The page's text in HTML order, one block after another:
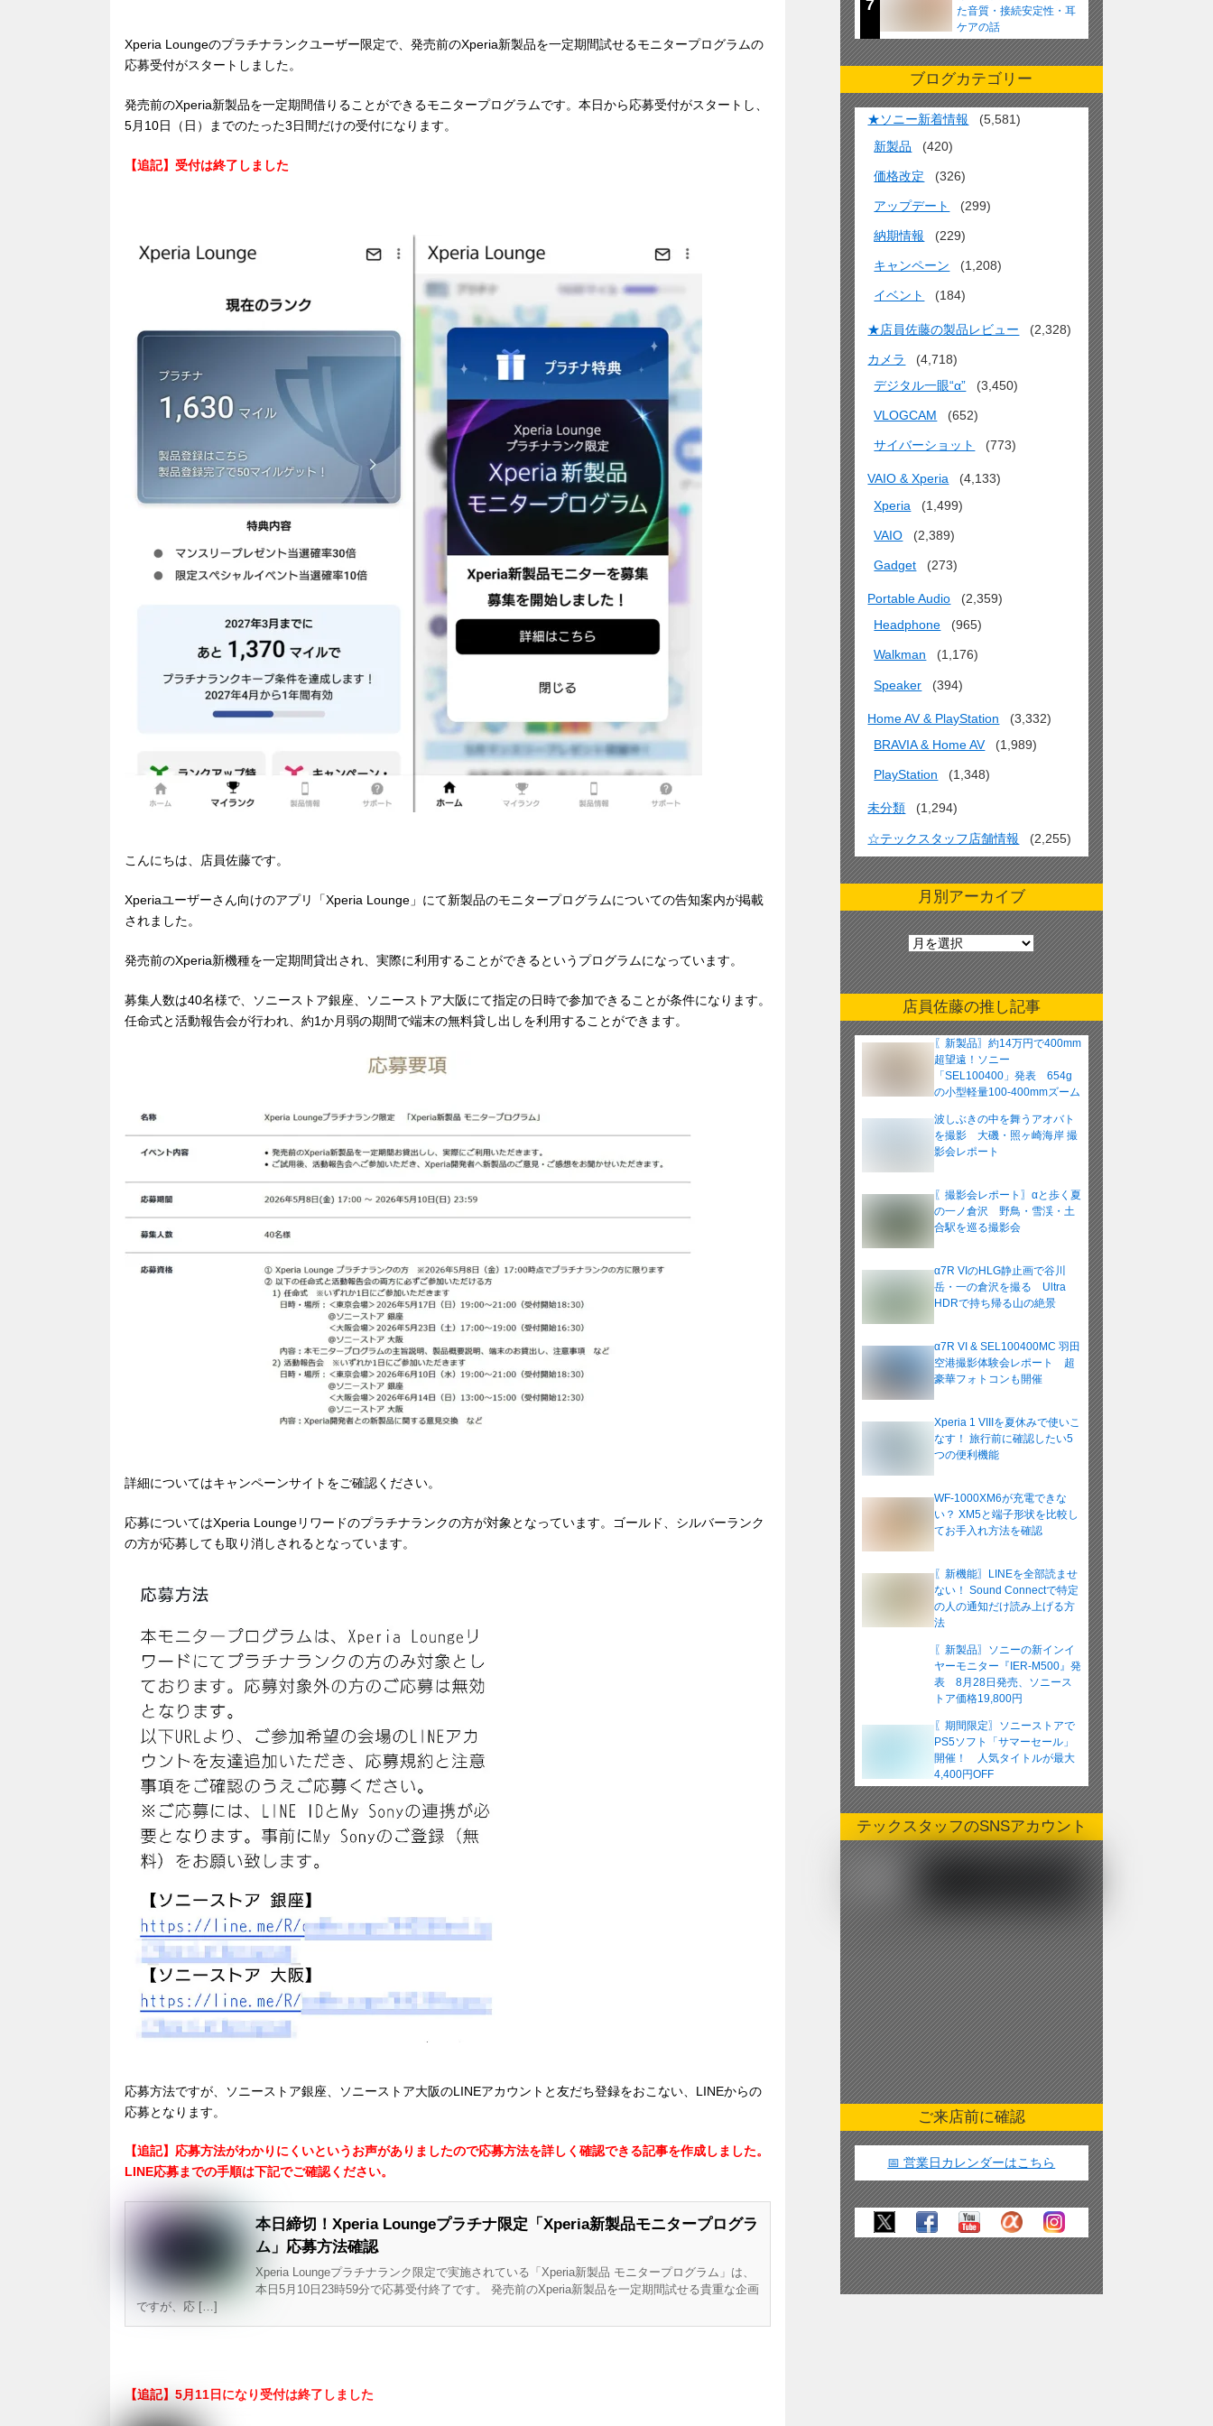
Xperia Loungeのプラチナランクユーザー限定で、発売前のXperia新製品を一定期間試せるモニタープログラムの
応募受付がスタートしました。
発売前のXperia新製品を一定期間借りることができるモニタープログラムです。本日から応募受付がスタートし、
5月10日（日）までのたった3日間だけの受付になります。
【追記】受付は終了しました
こんにちは、店員佐藤です。
Xperiaユーザーさん向けのアプリ「Xperia Lounge」にて新製品のモニタープログラムについての告知案内が掲載
されました。
発売前のXperia新機種を一定期間貸出され、実際に利用することができるというプログラムになっています。
募集人数は40名様で、ソニーストア銀座、ソニーストア大阪にて指定の日時で参加できることが条件になります。
任命式と活動報告会が行われ、約1か月弱の期間で端末の無料貸し出しを利用することができます。
詳細についてはキャンペーンサイトをご確認ください。
応募についてはXperia Loungeリワードのプラチナランクの方が対象となっています。ゴールド、シルバーランク
の方が応募しても取り消しされるとなっています。
応募方法ですが、ソニーストア銀座、ソニーストア大阪のLINEアカウントと友だち登録をおこない、LINEからの
応募となります。
【追記】応募方法がわかりにくいというお声がありましたので応募方法を詳しく確認できる記事を作成しました。
LINE応募までの手順は下記でご確認ください。
本日締切！Xperia Loungeプラチナ限定「Xperia新製品モニタープログラ
ム」応募方法確認
Xperia Loungeプラチナランク限定で実施されている「Xperia新製品 モニタープログラム」は、
本日5月10日23時59分で応募受付終了です。 発売前のXperia新製品を一定期間試せる貴重な企画
ですが、応 […]
【追記】5月11日になり受付は終了しました
7
た音質・接続安定性・耳
ケアの話
ブログカテゴリー
★ソニー新着情報
(5,581)
新製品
(420)
価格改定 (326)
アップデート (299)
納期情報 (229)
キャンペーン (1,208)
イベント (184)
★店員佐藤の製品レビュー (2,328)
カメラ
(4,718)
デジタル一眼“α”
(3,450)
VLOGCAM (652)
サイバーショット (773)
VAIO & Xperia
(4,133)
Xperia
(1,499)
VAIO (2,389)
Gadget (273)
Portable Audio
(2,359)
Headphone
(965)
Walkman (1,176)
Speaker (394)
Home AV & PlayStation
(3,332)
BRAVIA & Home AV
(1,989)
PlayStation (1,348)
未分類 (1,294)
☆テックスタッフ店舗情報 (2,255)
月別アーカイブ
月
別
ア
ー
カ
イ
店員佐藤の推し記事
〖新製品〗約14万円で400mm
超望遠！ソニー
「SEL100400」発表 654g
の小型軽量100-400mmズーム
波しぶきの中を舞うアオバト
を撮影 大磯・照ヶ崎海岸 撮
影会レポート
〖撮影会レポート〗αと歩く夏
の一ノ倉沢 野鳥・雪渓・土
合駅を巡る撮影会
α7R VIのHLG静止画で谷川
岳・一の倉沢を撮る Ultra
HDRで持ち帰る山の絶景
α7R VI & SEL100400MC 羽田
空港撮影体験会レポート 超
豪華フォトコンも開催
Xperia 1 VIIIを夏休みで使いこ
なす！ 旅行前に確認したい5
つの便利機能
WF-1000XM6が充電できな
い？ XM5と端子形状を比較し
てお手入れ方法を確認
〖新機能〗LINEを全部読ませ
ない！ Sound Connectで特定
の人の通知だけ読み上げる方
法
〖新製品〗ソニーの新インイ
ヤーモニター『IER-M500』発
表 8月28日発売、ソニース
トア価格19,800円
〖期間限定〗ソニーストアで
PS5ソフト「サマーセール」
開催！ 人気タイトルが最大
4,400円OFF
テックスタッフのSNSアカウント
ご来店前に確認
📅 営業日カレンダーはこちら